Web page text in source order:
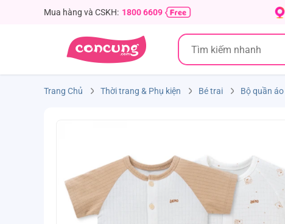
Mua hàng và CSKH: 1800 6609
Trang Chủ Thời trang & Phụ kiện Bé trai Bộ quần áo